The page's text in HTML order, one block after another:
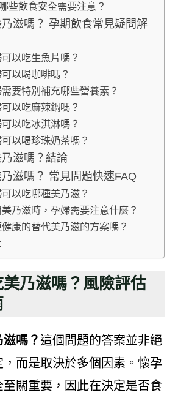
些飲食安全需要注意？
滋嗎？ 孕期飲食常見疑問解
以吃生魚片嗎？
以喝咖啡嗎？
要特別補充哪些營養素？
以吃麻辣鍋嗎？
以吃冰淇淋嗎？
以喝珍珠奶茶嗎？
滋嗎？結論
滋嗎？ 常見問題快速FAQ
以吃哪種美乃滋？
乃滋時，孕婦需要注意什麼？
康的替代美乃滋的方案嗎？
乃滋嗎？風險評估
嗎？這個問題的答案並非絕
而是取決於多個因素。懷孕
關重要，因此在決定是否食